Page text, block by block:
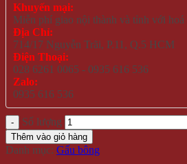
Khuyến mại:
Miễn phí giao nội thành và tỉnh với
Địa Chỉ:
714/17 Nguyễn Trãi, P.11, Q.5 HCM
Điện Thoại:
028 6261 0065 - 0935 616 536
Zalo:
0935 616 536
Số lượng
Thêm vào giỏ hàng
Danh mục: Gấu bông